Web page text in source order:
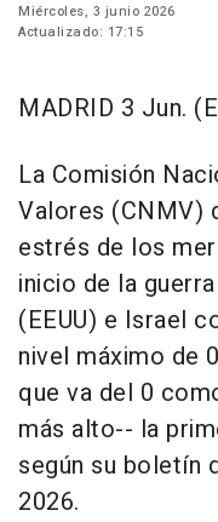
Miércoles, 3 junio 2026
Actualizado: 17:15
MADRID 3 Jun.
La Comisión
Valores (CNMV)
estrés de los
inicio de la
(EEUU) e Israel
nivel máximo de
que va del 0
más alto-- la
según su boletín
2026.